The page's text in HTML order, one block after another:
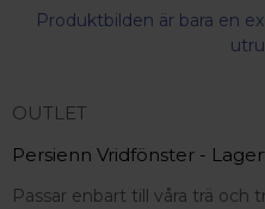
Produktbilden är bara en
OUTLET
Persienn Vridfönster -
Passar enbart till våra trä och